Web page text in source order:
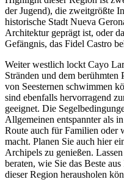
der Jugend), die zweitgrößte
historische Stadt Nueva
Architektur geprägt ist, oder
Gefängnis, das Fidel Castro
Weiter westlich lockt Cayo
Stränden und dem
von Seesternen schwimmen
sind ebenfalls hervorragend
geeignet. Die
Allgemeinen entspannter als
Route auch für Familien oder
macht. Planen Sie auch hier
Archipels zu genießen.
beraten, wie Sie das Beste aus
dieser Region herausholen